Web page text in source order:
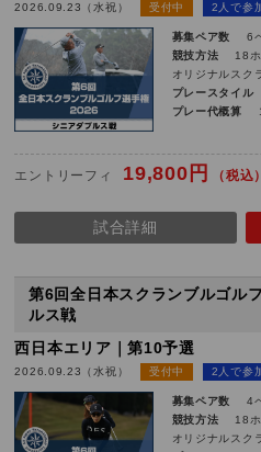
2026.09.23（水祝） 受付中 2人で参
募集ペア数
6
競技方法
18
オリジナルスク
プレースタイル
プレー代概算
エントリーフィ 19,800円 （税込）
試合詳細
第6回全日本スクランブルゴル
ルス戦
西日本エリア｜第10予選
2026.09.23（水祝） 受付中 2人で参
募集ペア数
4
競技方法
18
オリジナルスク